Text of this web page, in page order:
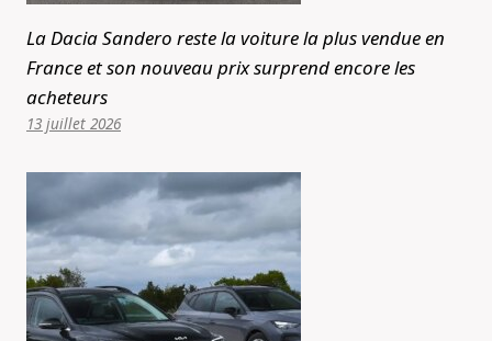
La Dacia Sandero reste la voiture la plus vendue en
France et son nouveau prix surprend encore les
acheteurs
13 juillet 2026